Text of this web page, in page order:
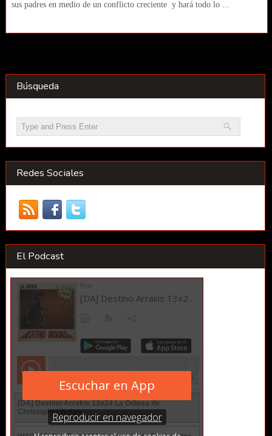
sus padres en medio de un conflicto creciente y hará todo lo ...
Búsqueda
Redes Sociales
El Podcast